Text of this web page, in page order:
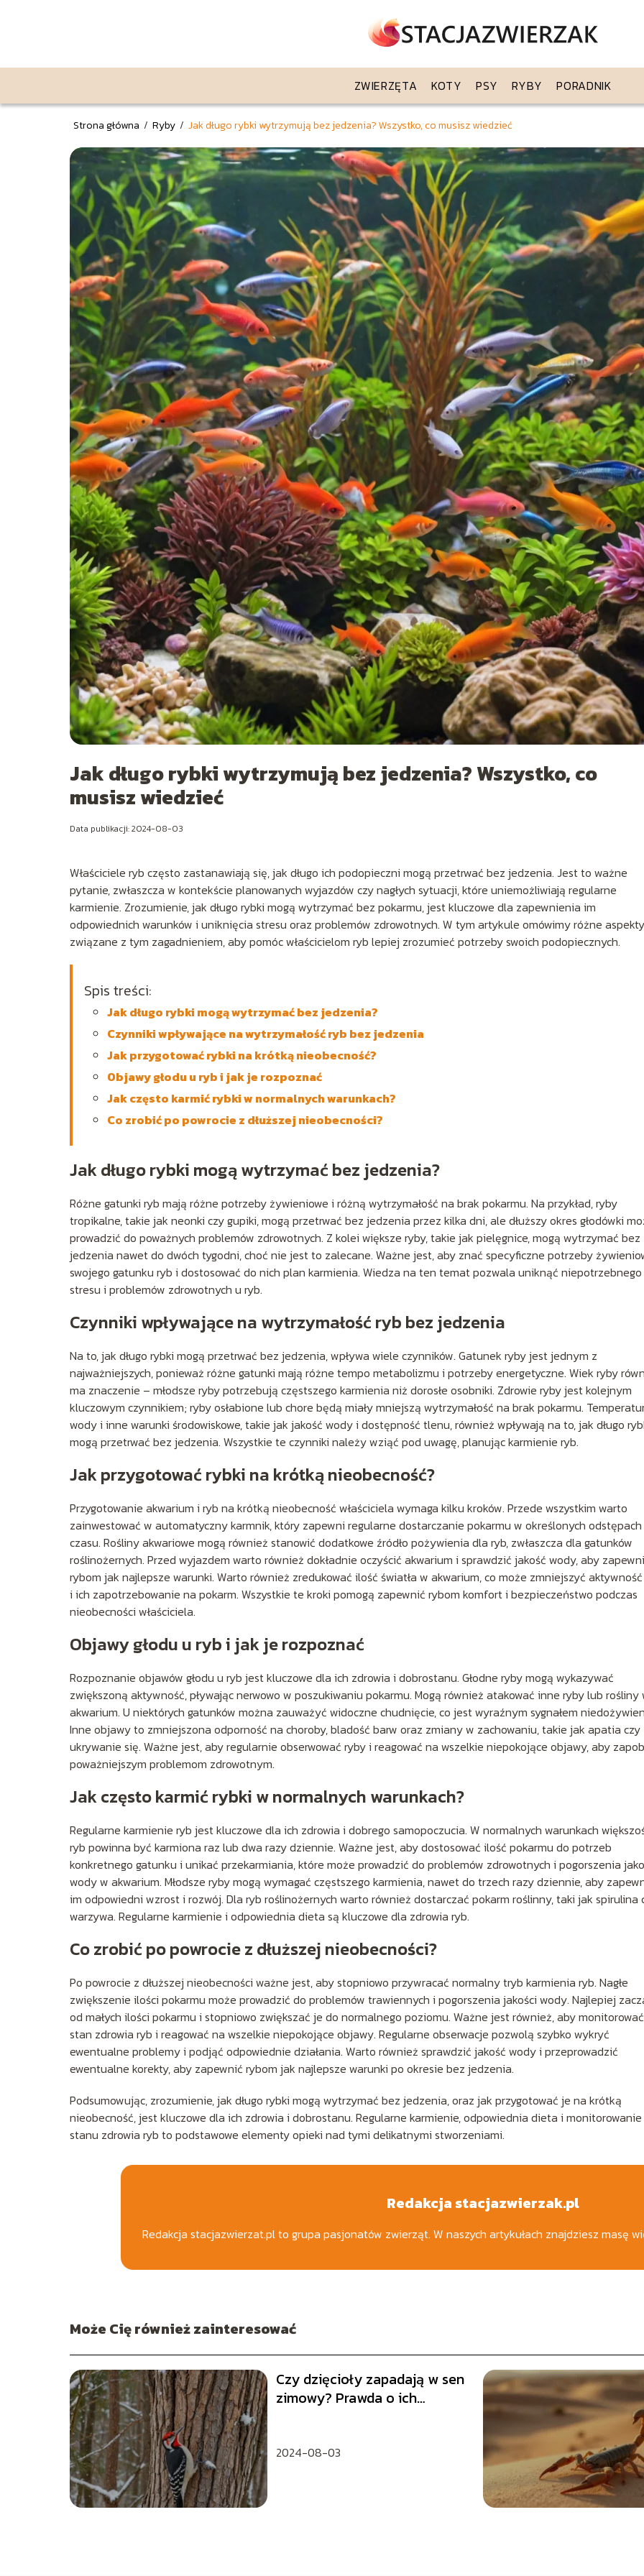
ZWIERZĘTA KOTY PSY RYBY PORADNIK
Strona główna / Ryby / Jak długo rybki wytrzymują bez jedzenia? Wszystko, co musisz wiedzieć
Jak długo rybki wytrzymują bez jedzenia? Wszystko, co
musisz wiedzieć
Data publikacji: 2024-08-03
Właściciele ryb często zastanawiają się, jak długo ich podopieczni mogą przetrwać bez jedzenia. Jest to ważne
pytanie, zwłaszcza w kontekście planowanych wyjazdów czy nagłych sytuacji, które uniemożliwiają regularne
karmienie. Zrozumienie, jak długo rybki mogą wytrzymać bez pokarmu, jest kluczowe dla zapewnienia im
odpowiednich warunków i uniknięcia stresu oraz problemów zdrowotnych. W tym artykule omówimy różne aspekty
związane z tym zagadnieniem, aby pomóc właścicielom ryb lepiej zrozumieć potrzeby swoich podopiecznych.
Spis treści:
Jak długo rybki mogą wytrzymać bez jedzenia?
Czynniki wpływające na wytrzymałość ryb bez jedzenia
Jak przygotować rybki na krótką nieobecność?
Objawy głodu u ryb i jak je rozpoznać
Jak często karmić rybki w normalnych warunkach?
Co zrobić po powrocie z dłuższej nieobecności?
Jak długo rybki mogą wytrzymać bez jedzenia?
Różne gatunki ryb mają różne potrzeby żywieniowe i różną wytrzymałość na brak pokarmu. Na przykład, ryby
tropikalne, takie jak neonki czy gupiki, mogą przetrwać bez jedzenia przez kilka dni, ale dłuższy okres głodówki
prowadzić do poważnych problemów zdrowotnych. Z kolei większe ryby, takie jak pielęgnice, mogą wytrzymać bez
jedzenia nawet do dwóch tygodni, choć nie jest to zalecane. Ważne jest, aby znać specyficzne potrzeby
swojego gatunku ryb i dostosować do nich plan karmienia. Wiedza na ten temat pozwala uniknąć niepotrzebnego
stresu i problemów zdrowotnych u ryb.
Czynniki wpływające na wytrzymałość ryb bez jedzenia
Na to, jak długo rybki mogą przetrwać bez jedzenia, wpływa wiele czynników. Gatunek ryby jest jednym z
najważniejszych, ponieważ różne gatunki mają różne tempo metabolizmu i potrzeby energetyczne. Wiek ryby
ma znaczenie – młodsze ryby potrzebują częstszego karmienia niż dorosłe osobniki. Zdrowie ryby jest kolejnym
kluczowym czynnikiem; ryby osłabione lub chore będą miały mniejszą wytrzymałość na brak pokarmu.
wody i inne warunki środowiskowe, takie jak jakość wody i dostępność tlenu, również wpływają na to, jak długo
mogą przetrwać bez jedzenia. Wszystkie te czynniki należy wziąć pod uwagę, planując karmienie ryb.
Jak przygotować rybki na krótką nieobecność?
Przygotowanie akwarium i ryb na krótką nieobecność właściciela wymaga kilku kroków. Przede wszystkim warto
zainwestować w automatyczny karmnik, który zapewni regularne dostarczanie pokarmu w określonych odstępach
czasu. Rośliny akwariowe mogą również stanowić dodatkowe źródło pożywienia dla ryb, zwłaszcza dla gatunków
roślinożernych. Przed wyjazdem warto również dokładnie oczyścić akwarium i sprawdzić jakość wody, aby
rybom jak najlepsze warunki. Warto również zredukować ilość światła w akwarium, co może zmniejszyć
i ich zapotrzebowanie na pokarm. Wszystkie te kroki pomogą zapewnić rybom komfort i bezpieczeństwo podczas
nieobecności właściciela.
Objawy głodu u ryb i jak je rozpoznać
Rozpoznanie objawów głodu u ryb jest kluczowe dla ich zdrowia i dobrostanu. Głodne ryby mogą wykazywać
zwiększoną aktywność, pływając nerwowo w poszukiwaniu pokarmu. Mogą również atakować inne ryby lub rośliny
akwarium. U niektórych gatunków można zauważyć widoczne chudnięcie, co jest wyraźnym sygnałem
Inne objawy to zmniejszona odporność na choroby, bladość barw oraz zmiany w zachowaniu, takie jak apatia czy
ukrywanie się. Ważne jest, aby regularnie obserwować ryby i reagować na wszelkie niepokojące objawy, aby
poważniejszym problemom zdrowotnym.
Jak często karmić rybki w normalnych warunkach?
Regularne karmienie ryb jest kluczowe dla ich zdrowia i dobrego samopoczucia. W normalnych warunkach
ryb powinna być karmiona raz lub dwa razy dziennie. Ważne jest, aby dostosować ilość pokarmu do potrzeb
konkretnego gatunku i unikać przekarmiania, które może prowadzić do problemów zdrowotnych i pogorszenia
wody w akwarium. Młodsze ryby mogą wymagać częstszego karmienia, nawet do trzech razy dziennie, aby
im odpowiedni wzrost i rozwój. Dla ryb roślinożernych warto również dostarczać pokarm roślinny, taki jak spirulina
warzywa. Regularne karmienie i odpowiednia dieta są kluczowe dla zdrowia ryb.
Co zrobić po powrocie z dłuższej nieobecności?
Po powrocie z dłuższej nieobecności ważne jest, aby stopniowo przywracać normalny tryb karmienia ryb. Nagłe
zwiększenie ilości pokarmu może prowadzić do problemów trawiennych i pogorszenia jakości wody. Najlepiej
od małych ilości pokarmu i stopniowo zwiększać je do normalnego poziomu. Ważne jest również, aby monitorować
stan zdrowia ryb i reagować na wszelkie niepokojące objawy. Regularne obserwacje pozwolą szybko wykryć
ewentualne problemy i podjąć odpowiednie działania. Warto również sprawdzić jakość wody i przeprowadzić
ewentualne korekty, aby zapewnić rybom jak najlepsze warunki po okresie bez jedzenia.
Podsumowując, zrozumienie, jak długo rybki mogą wytrzymać bez jedzenia, oraz jak przygotować je na krótką
nieobecność, jest kluczowe dla ich zdrowia i dobrostanu. Regularne karmienie, odpowiednia dieta i monitorowanie
stanu zdrowia ryb to podstawowe elementy opieki nad tymi delikatnymi stworzeniami.
Redakcja stacjazwierzak.pl
Redakcja stacjazwierzat.pl to grupa pasjonatów zwierząt. W naszych artykułach znajdziesz masę
Może Cię również zainteresować
Czy dzięcioły zapadają w sen
zimowy? Prawda o ich
2024-08-03